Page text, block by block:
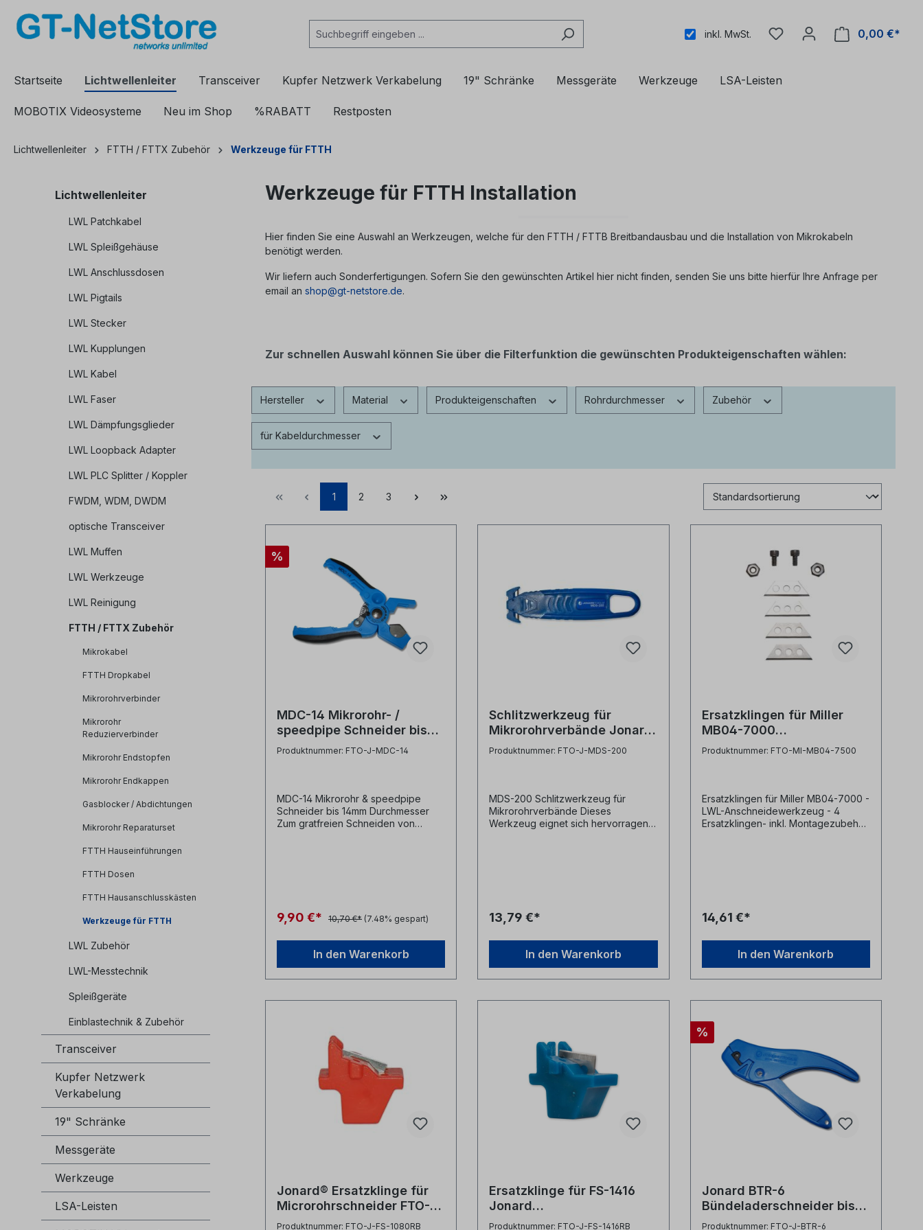
Zur Hauptnavigation springen
inkl. MwSt.
0,00 €*
Startseite Lichtwellenleiter Transceiver Kupfer Netzwerk Verkabelung 19" Schränke Messgeräte Werkzeuge LSA-Leisten
MOBOTIX Videosysteme Neu im Shop %RABATT Restposten
Lichtwellenleiter FTTH / FTTX Zubehör Werkzeuge für FTTH
Lichtwellenleiter
LWL Patchkabel
LWL Spleißgehäuse
LWL Anschlussdosen
LWL Pigtails
LWL Stecker
LWL Kupplungen
LWL Kabel
LWL Faser
LWL Dämpfungsglieder
LWL Loopback Adapter
LWL PLC Splitter / Koppler
FWDM, WDM, DWDM
optische Transceiver
LWL Muffen
LWL Werkzeuge
LWL Reinigung
FTTH / FTTX Zubehör
Mikrokabel
FTTH Dropkabel
Mikrorohrverbinder
Mikrorohr
Reduzierverbinder
Mikrorohr Endstopfen
Mikrorohr Endkappen
Gasblocker / Abdichtungen
Mikrorohr Reparaturset
FTTH Hauseinführungen
FTTH Dosen
FTTH Hausanschlusskästen
Werkzeuge für FTTH
LWL Zubehör
LWL-Messtechnik
Spleißgeräte
Einblastechnik & Zubehör
Transceiver
Kupfer Netzwerk
Verkabelung
19" Schränke
Messgeräte
Werkzeuge
LSA-Leisten
Werkzeuge für FTTH Installation
Hier finden Sie eine Auswahl an Werkzeugen, welche für den FTTH / FTTB Breitbandausbau und die Installation von Mikrokabeln
benötigt werden.
Wir liefern auch Sonderfertigungen. Sofern Sie den gewünschten Artikel hier nicht finden, senden Sie uns bitte hierfür Ihre Anfrage per
email an shop@gt-netstore.de.
Zur schnellen Auswahl können Sie über die Filterfunktion die gewünschten Produkteigenschaften wählen:
Hersteller Material Produkteigenschaften Rohrdurchmesser Zubehör
für Kabeldurchmesser
1 2 3
%
MDC-14 Mikrorohr- /
speedpipe Schneider bis
14mm Durchmesser
Produktnummer: FTO-J-MDC-14
MDC-14 Mikrorohr & speedpipe
Schneider bis 14mm Durchmesser
Zum gratfreien Schneiden von
811490019249
9,90 €* 10,70 €* (7.48% gespart)
In den Warenkorb
Schlitzwerkzeug für
Mikrorohrverbände Jonard
MDS-200
Produktnummer: FTO-J-MDS-200
MDS-200 Schlitzwerkzeug für
Mikrorohrverbände Dieses
Werkzeug eignet sich hervorragend
versehentliche Kerben und Schnitte
durch die Ummantelung des
Mikrorohrverbands- ergonomischer
Herstellernr. MDS-200 UPC
810132435515
13,79 €*
In den Warenkorb
Ersatzklingen für Miller
MB04-7000
Anschneidewerkzeug, 4
Produktnummer: FTO-MI-MB04-7500
Ersatzklingen für Miller MB04-7000 -
LWL-Anschneidewerkzeug - 4
Ersatzklingen- inkl. Montagezubehör
14,61 €*
In den Warenkorb
Jonard® Ersatzklinge für
Microrohrschneider FTO-J-
FS-1080
Produktnummer: FTO-J-FS-1080RB
Ersatzklinge für FS-1416
Jonard
Anschneidewerkzeug
Produktnummer: FTO-J-FS-1416RB
%
Jonard BTR-6
Bündeladerschneider bis
6mm
Produktnummer: FTO-J-BTR-6